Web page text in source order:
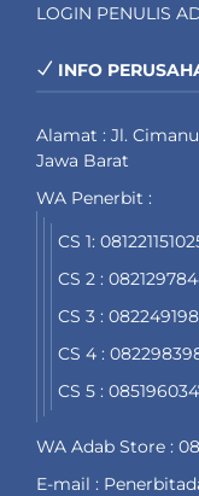
LOGIN PENULIS
INFO
Alamat : Jl.
Jawa Barat
WA Penerbit :
CS 1:
CS 2 :
CS 3 :
CS 4 :
CS 5 :
WA Adab Store :
E-mail :